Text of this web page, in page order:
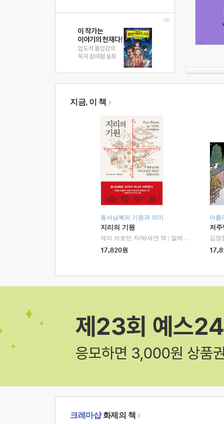
지금, 이 책
동서남북의 기원과 의미
지리의 기원
제리 브로턴 저/박세연 역
알에이치코리아(RHK)
17,820원
아름
저
김명
크레마샵화제의 책